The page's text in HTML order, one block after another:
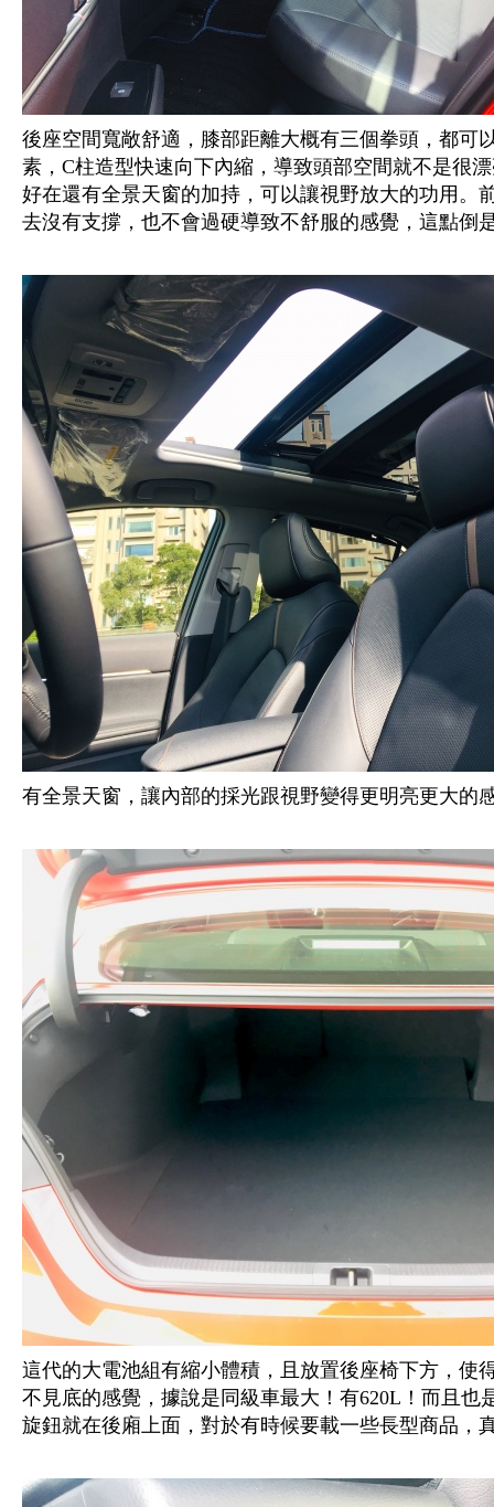
後座空間寬敞舒適，膝部距離大概有三個拳頭，都可
素，C柱造型快速向下內縮，導致頭部空間就不是很
好在還有全景天窗的加持，可以讓視野放大的功用。
去沒有支撐，也不會過硬導致不舒服的感覺，這點倒
有全景天窗，讓內部的採光跟視野變得更明亮更大的
這代的大電池組有縮小體積，且放置後座椅下方，使
不見底的感覺，據說是同級車最大！有620L！而且也
旋鈕就在後廂上面，對於有時候要載一些長型商品，